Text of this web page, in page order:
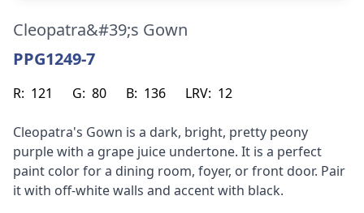
Cleopatra&#39;s Gown
PPG1249-7
R: 121 G: 80 B: 136 LRV: 12
Cleopatra's Gown is a dark, bright, pretty peony
purple with a grape juice undertone. It is a perfect
paint color for a dining room, foyer, or front door. Pair
it with off-white walls and accent with black.